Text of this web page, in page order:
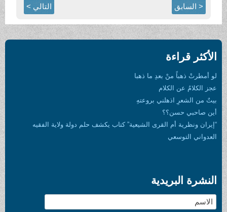
ما ذهبا
بروعتهِ
الشيعية” كتاب يكشف حلم دولة ولاية الفقيه